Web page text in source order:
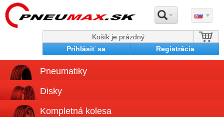
Košík je prázdný
Prihlásiť sa
Registrácia
Pneumatiky
Disky
Kompletná kolesa